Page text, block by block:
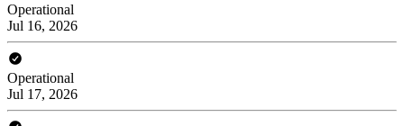
Operational
Jul 16, 2026
Operational
Jul 17, 2026